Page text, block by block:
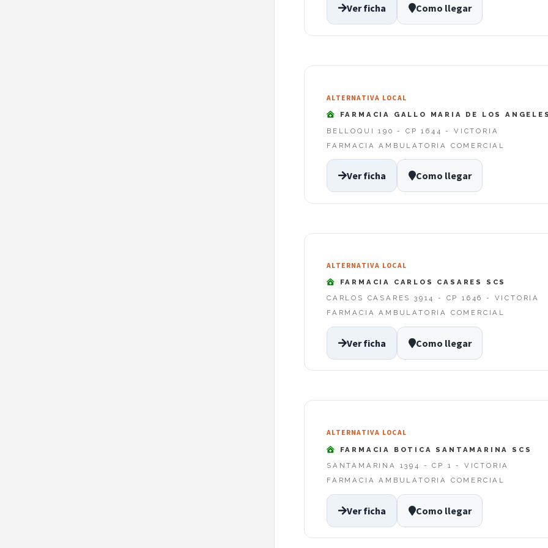
Ver ficha Como llegar
ALTERNATIVA LOCAL
FARMACIA GALLO MARIA DE LOS
BELLOQUI 190 - CP 1644 - VICTORIA
FARMACIA AMBULATORIA COMERCIAL
Ver ficha Como llegar
ALTERNATIVA LOCAL
FARMACIA CARLOS CASARES SCS
CARLOS CASARES 3914 - CP 1646 - VICTORIA
FARMACIA AMBULATORIA COMERCIAL
Ver ficha Como llegar
ALTERNATIVA LOCAL
FARMACIA BOTICA SANTAMARINA SCS
SANTAMARINA 1394 - CP 1 - VICTORIA
FARMACIA AMBULATORIA COMERCIAL
Ver ficha Como llegar